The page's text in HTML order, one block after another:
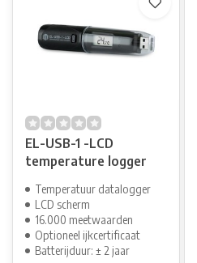
EL-USB-1 -LCD
temperature logger
Temperatuur datalogger
LCD scherm
16.000 meetwaarden
Optioneel ijkcertificaat
Batterijduur: ± 2 jaar